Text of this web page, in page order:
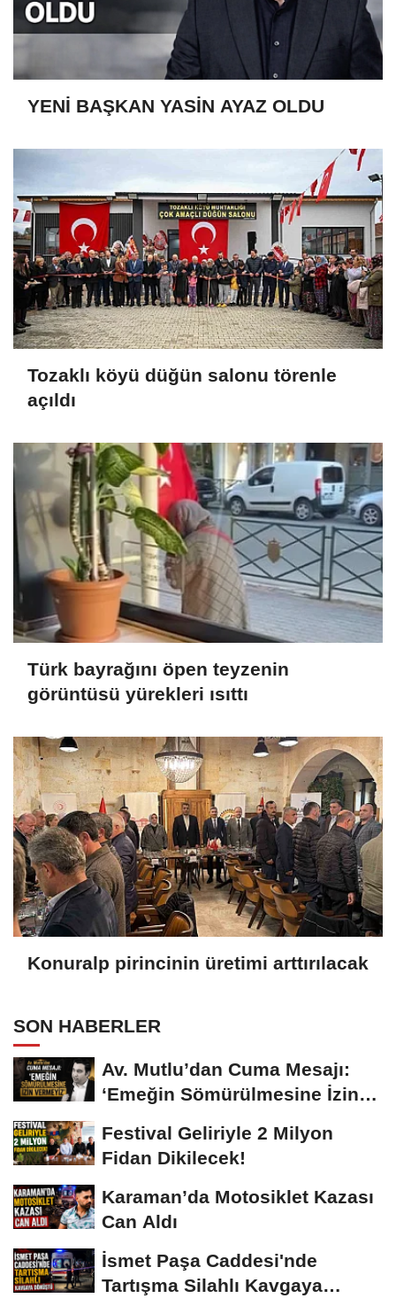
YENİ BAŞKAN YASİN AYAZ OLDU
Tozaklı köyü düğün salonu törenle
açıldı
Türk bayrağını öpen teyzenin
görüntüsü yürekleri ısıttı
Konuralp pirincinin üretimi arttırılacak
SON HABERLER
Av. Mutlu’dan Cuma Mesajı:
‘Emeğin Sömürülmesine İzin
Festival Geliriyle 2 Milyon
Fidan Dikilecek!
Karaman’da Motosiklet Kazası
Can Aldı
İsmet Paşa Caddesi'nde
Tartışma Silahlı Kavgaya